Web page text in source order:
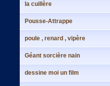
la cuillère
Pousse-Attrappe
poule , renard , vipère
Géant sorcière nain
dessine moi un film